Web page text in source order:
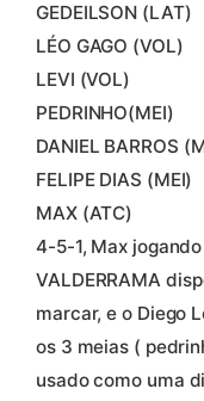
GEDEILSON (LAT)
LÉO GAGO (VOL)
LEVI (VOL)
PEDRINHO(MEI)
DANIEL BARROS
FELIPE DIAS (MEI)
MAX (ATC)
4-5-1, Max
VALDERRAMA
marcar, e o Diego
os 3 meias (
usado como uma